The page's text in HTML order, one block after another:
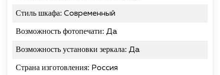
Стиль шкафа: Современный
Возможность фотопечати: Да
Возможность установки зеркала: Да
Страна изготовления: Россия